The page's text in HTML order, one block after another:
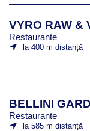
VYRO RAW &
Restaurante
la 400 m distanță
BELLINI
Restaurante
la 585 m distanță